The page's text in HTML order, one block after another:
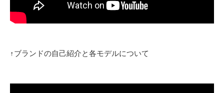
↑ブランドの自己紹介と各モデルについて